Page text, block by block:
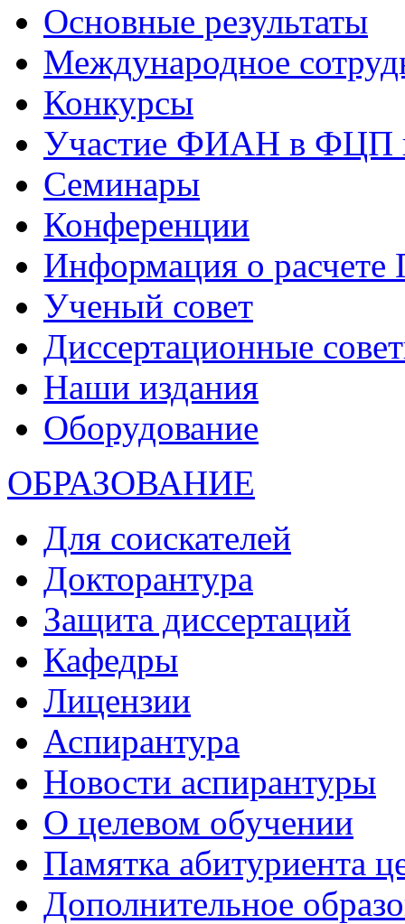
Основные результаты
Международное
Конкурсы
Участие ФИАН в ФЦП
Семинары
Конференции
Информация о
Ученый совет
Диссертационные
Наши издания
Оборудование
ОБРАЗОВАНИЕ
Для соискателей
Докторантура
Защита диссертаций
Кафедры
Лицензии
Аспирантура
Новости аспирантуры
О целевом обучении
Памятка абитуриента
Дополнительное